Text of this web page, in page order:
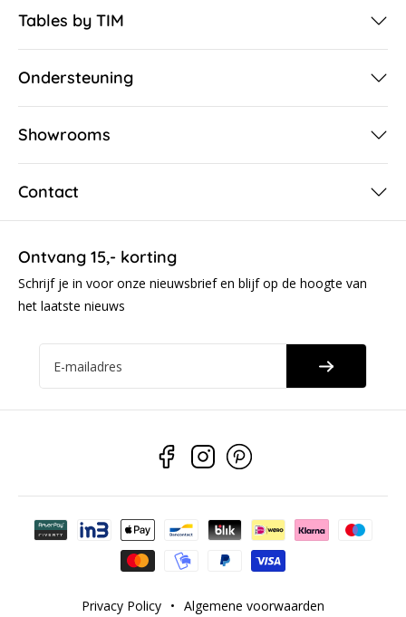
Tables by TIM
Ondersteuning
Showrooms
Contact
Ontvang 15,- korting
Schrijf je in voor onze nieuwsbrief en blijf op de hoogte van
het laatste nieuws
E-mailadres
Privacy Policy • Algemene voorwaarden